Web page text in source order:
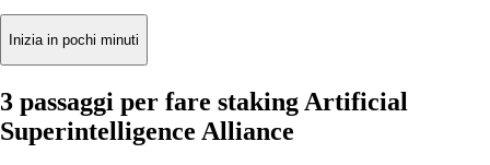
Inizia in pochi minuti
3 passaggi per fare staking Artificial
Superintelligence Alliance